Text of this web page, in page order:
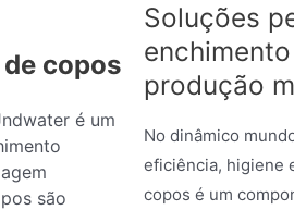
copos
é um
são
Soluções
produção
No dinâmico
eficiência, higiene
copos é um